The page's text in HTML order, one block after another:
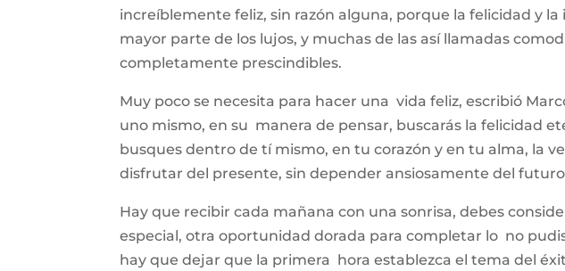
increíblemente feliz, sin razón alguna, porque la felicidad y
mayor parte de los lujos, y muchas de las así llamadas
completamente prescindibles.
Muy poco se necesita para hacer una vida feliz, escribió
uno mismo, en su manera de pensar, buscarás la felicidad
busques dentro de tí mismo, en tu corazón y en tu alma, la
disfrutar del presente, sin depender ansiosamente del
Hay que recibir cada mañana con una sonrisa, debes
especial, otra oportunidad dorada para completar lo no
hay que dejar que la primera hora establezca el tema del